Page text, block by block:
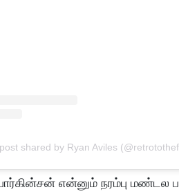
shared by Ryan Aviles
என்னும் நரம்பு மண்டல